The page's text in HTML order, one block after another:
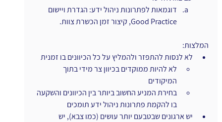
דוגמאות לפתרונות ניהול ידע: הגדרת ויישום
Good Practice, קיצור זמן הכשרת צוות.
המלצות:
לא לנסות להתפזר ולהמליץ על כל הכיוונים בו זמנית
לא להיות ממוקדים בכיוון צר מידי בתוך
המיקודים
בחירת המניע החשוב ביותר בין הכיוונים והשקעה
בו להקמת פתרונות ניהול ידע תומכים
יש ארגונים שבטבעם יותר עושים (כמו צבא), יש